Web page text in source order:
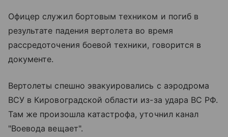
Офицер служил бортовым техником и погиб в
результате падения вертолета во время
рассредоточения боевой техники, говорится в
документе.
Вертолеты спешно эвакуировались с аэродрома
ВСУ в Кировоградской области из-за удара ВС РФ.
Там же произошла катастрофа, уточнил канал
"Воевода вещает".